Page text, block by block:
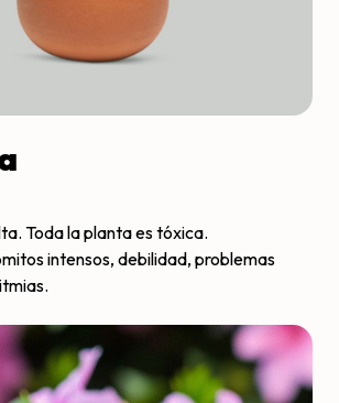
Toda la planta es tóxica.
intensos, debilidad, problemas